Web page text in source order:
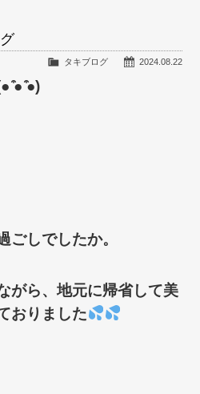
2024.08.22
タキブログ
̍̑● ̍̑●)
ごしでしたか。
がら、地元に帰省して美
おりました